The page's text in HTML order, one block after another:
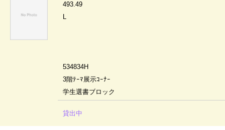
493.49
L
534834H
3階ﾃｰﾏ展示ｺｰﾅｰ
学生選書ブロック
貸出中